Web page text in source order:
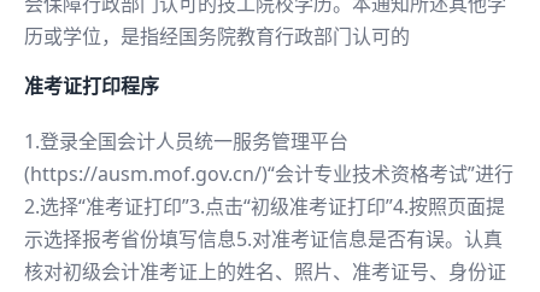
历或学位，是指经国务院教育行政部门认可的
准考证打印程序
1.登录全国会计人员统一服务管理平台
(https://ausm.mof.gov.cn/)“会计专业技术资格考试”进行
2.选择“准考证打印”3.点击“初级准考证打印”4.按照页面提
示选择报考省份填写信息5.对准考证信息是否有误。认真
核对初级会计准考证上的姓名、照片、准考证号、身份证